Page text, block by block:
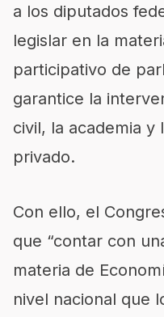
a los diputados
legislar en la
participativo de
garantice la
civil, la academia
privado.
Con ello, el
que “contar con
materia de
nivel nacional que